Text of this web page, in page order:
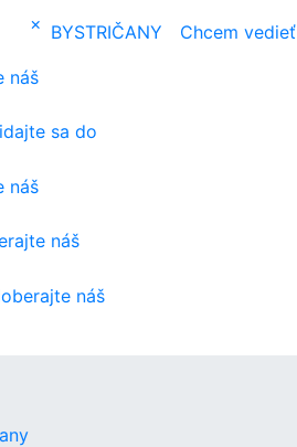
× BYSTRIČANY Chcem vedieť
náš
sa do
náš
náš
náš